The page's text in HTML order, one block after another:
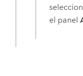
el panel